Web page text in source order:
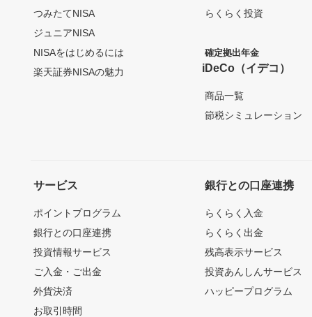
つみたてNISA
ジュニアNISA
NISAをはじめるには
楽天証券NISAの魅力
らくらく投資
確定拠出年金
iDeCo（イデコ）
商品一覧
節税シミュレーション
サービス
ポイントプログラム
銀行との口座連携
投資情報サービス
ご入金・ご出金
外貨決済
お取引時間
銀行との口座連携
らくらく入金
らくらく出金
残高表示サービス
投資あんしんサービス
ハッピープログラム